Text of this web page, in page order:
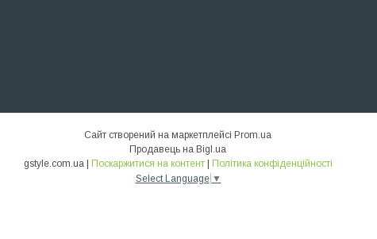
Сайт створений на маркетплейсі Prom.ua
Продавець на Bigl.ua
gstyle.com.ua | Поскаржитися на контент | Політика конфіденційності
Select Language ▼